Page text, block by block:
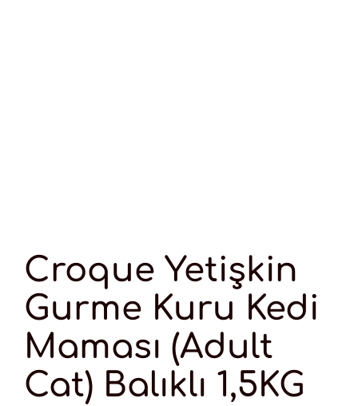
Croque Yetişkin
Gurme Kuru Kedi
Maması (Adult
Cat) Balıklı 1,5KG